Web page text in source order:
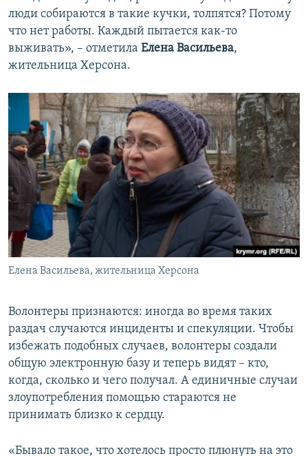
люди собираются в такие кучки, толпятся? Потому
что нет работы. Каждый пытается как-то
выживать», – отметила Елена Васильева,
жительница Херсона.
Елена Васильева, жительница Херсона
Волонтеры признаются: иногда во время таких
раздач случаются инциденты и спекуляции. Чтобы
избежать подобных случаев, волонтеры создали
общую электронную базу и теперь видят – кто,
когда, сколько и чего получал. А единичные случаи
злоупотребления помощью стараются не
принимать близко к сердцу.
«Бывало такое, что хотелось просто плюнуть на это